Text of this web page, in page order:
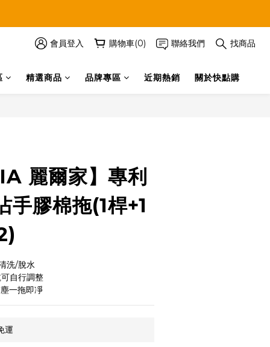
會員登入 購物車(0) 聯絡我們 找商品
精選商品 品牌專區 近期熱銷 關於快點購
麗爾家】專利
手膠棉拖(1桿+1
洗/脫水
自行調整
一拖即凈
運